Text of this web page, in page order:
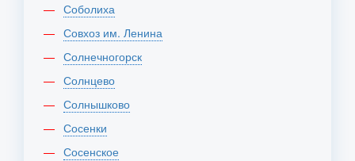
Соболиха
Совхоз им. Ленина
Солнечногорск
Солнцево
Солнышково
Сосенки
Сосенское